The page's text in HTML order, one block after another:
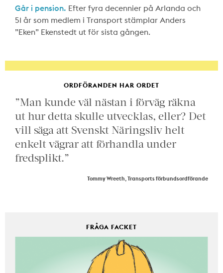
Går i pension. Efter fyra decennier på Arlanda och
51 år som medlem i Transport stämplar Anders
”Eken” Ekenstedt ut för sista gången.
ORDFÖRANDEN HAR ORDET
”Man kunde väl nästan i förväg räkna
ut hur detta skulle utvecklas, eller? Det
vill säga att Svenskt Näringsliv helt
enkelt vägrar att förhandla under
fredsplikt.”
Tommy Wreeth, Transports förbundsordförande
FRÅGA FACKET